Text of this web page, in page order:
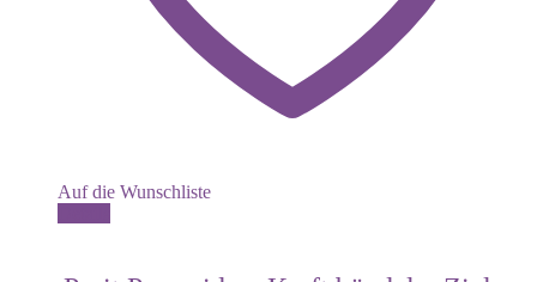
Auf die Wunschliste